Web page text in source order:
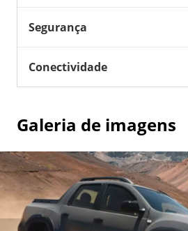
Segurança
Conectividade
Galeria de imagens